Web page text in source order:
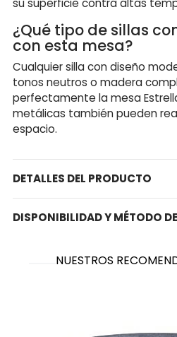
su superficie contra altas
¿Qué tipo de sillas
con esta mesa?
Cualquier silla con diseño
tonos neutros o madera
perfectamente la mesa
metálicas también pueden
espacio.
DETALLES DEL PRODUCTO
DISPONIBILIDAD Y MÉTODO
NUESTROS